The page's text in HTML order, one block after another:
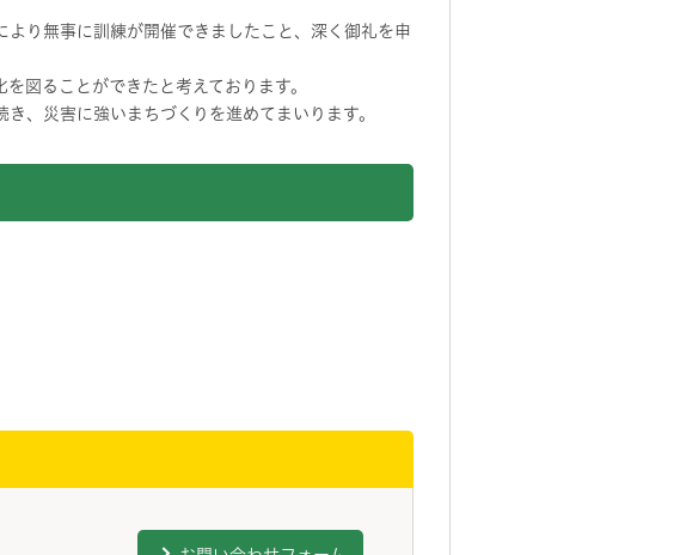
り無事に訓練が開催できましたこと、深く御礼を申
図ることができたと考えております。
、災害に強いまちづくりを進めてまいります。